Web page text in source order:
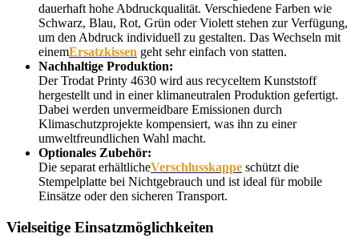
dauerhaft hohe Abdruckqualität. Verschiedene Farben wie
Schwarz, Blau, Rot, Grün oder Violett stehen zur Verfügung,
um den Abdruck individuell zu gestalten. Das Wechseln mit
einemErsatzkissen geht sehr einfach von statten.
Nachhaltige Produktion:
Der Trodat Printy 4630 wird aus recyceltem Kunststoff
hergestellt und in einer klimaneutralen Produktion gefertigt.
Dabei werden unvermeidbare Emissionen durch
Klimaschutzprojekte kompensiert, was ihn zu einer
umweltfreundlichen Wahl macht.
Optionales Zubehör:
Die separat erhältlicheVerschlusskappe schützt die
Stempelplatte bei Nichtgebrauch und ist ideal für mobile
Einsätze oder den sicheren Transport.
Vielseitige Einsatzmöglichkeiten